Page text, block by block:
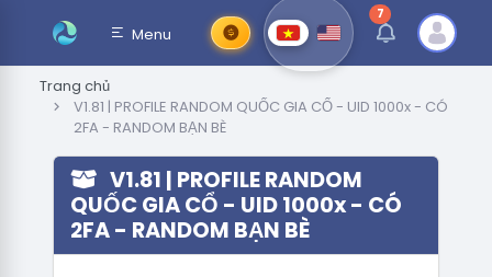
Menu
7thông báo chưa
Trang chủ
V1.81 | PROFILE RANDOM QUỐC GIA CỔ - UID 1000x - CÓ
2FA - RANDOM BẠN BÈ
V1.81 | PROFILE RANDOM
QUỐC GIA CỔ - UID 1000x - CÓ
2FA - RANDOM BẠN BÈ